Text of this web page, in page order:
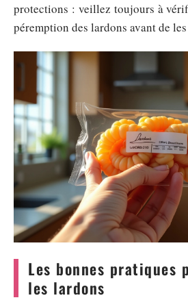
protections : veillez toujours à
péremption des lardons avant de
Les bonnes pratiques
les lardons